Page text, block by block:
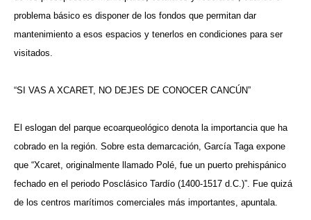
problema básico es disponer de los fondos que permitan dar
mantenimiento a esos espacios y tenerlos en condiciones para ser
visitados.
“SI VAS A XCARET, NO DEJES DE CONOCER CANCÚN”
El eslogan del parque ecoarqueológico denota la importancia que ha
cobrado en la región. Sobre esta demarcación, García Taga expone
que “Xcaret, originalmente llamado Polé, fue un puerto prehispánico
fechado en el periodo Posclásico Tardío (1400-1517 d.C.)”. Fue quizá
de los centros marítimos comerciales más importantes, apuntala.